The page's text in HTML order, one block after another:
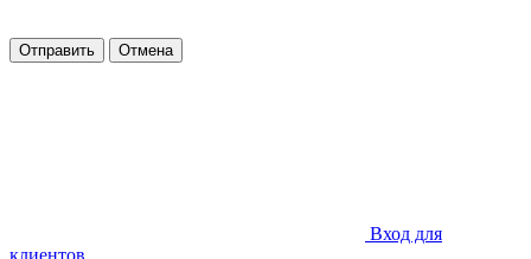
Отправить Отмена
Вход для
клиентов